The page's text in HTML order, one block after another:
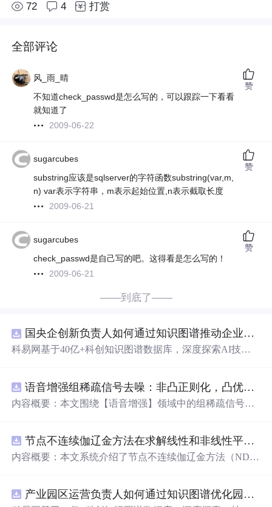
72 4 打赏
全部评论
风_雨_晴
不知道check_passwd是怎么写的，可以跟踪一下看看
就知道了
2009-06-22
赞
sugarcubes
substring应该是sqlserver的字符函数substring(var,m,
n) var表示字符串，m表示起始位置,n表示截取长度
2009-06-21
赞
sugarcubes
check_passwd是自己写的吧。这得看是怎么写的！
2009-06-21
赞
——到底了——
国央企创新负责人如何通过知识图谱推动企业技术创新与外部资源高效对接？.docx
科易网基于40亿+科创知识图谱数据库，深度探索AI技术
新领域的AI+数智化解决方案，推动科技创新与产业创新
智能化发展。
语音增强组稀疏信号去噪：非凸正则化，凸优化研究（Matlab代码实现）
内容概要：本文围绕【语音增强】领域中的组稀疏信号去
文章系统阐述了组稀疏信号模型的构建机制，引入非凸正
则项以更精确地逼近理想稀疏性，克服传统凸正则化在稀
实现，涵盖语音信号预处理、稀疏系数求解、去噪重构等
节点不连续伽辽金方法在求解线性和非线性平流方程中的一维实现（Matlab代码实现）
内容概要：本文系统介绍了节点不连续伽辽金方法（ND
种高精度、高分辨率的数值离散化技术，特别适用于对流
产业园区运营负责人如何通过知识图谱优化园区企业与科研机构的协同创新机制？.docx